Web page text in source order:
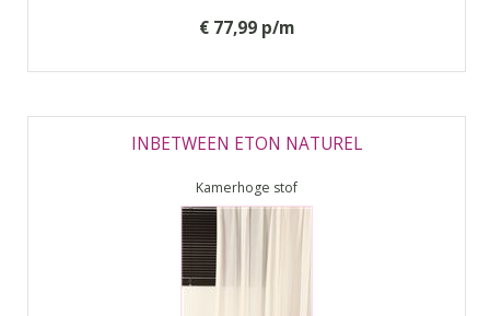
€ 77,99 p/m
INBETWEEN ETON NATUREL
Kamerhoge stof